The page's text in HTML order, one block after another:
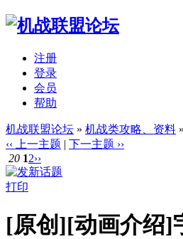
注册
登录
会员
帮助
机战联盟论坛 » 机战类攻略、资料
‹‹ 上一主题 | 下一主题 ››
20 12››
打印
[原创][动画介绍]